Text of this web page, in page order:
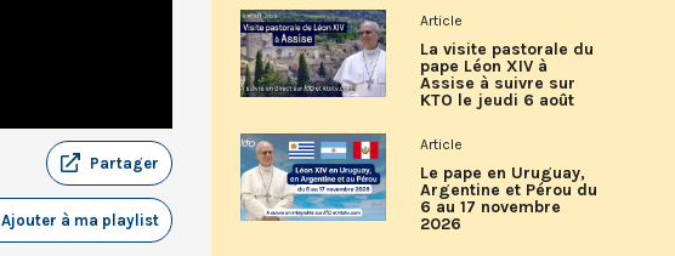
Partager
Ajouter à ma playlist
Article
La visite pastorale du
pape Léon XIV à
Assise à suivre sur
KTO le jeudi 6 août
Article
Le pape en Uruguay,
Argentine et Pérou du
6 au 17 novembre
2026